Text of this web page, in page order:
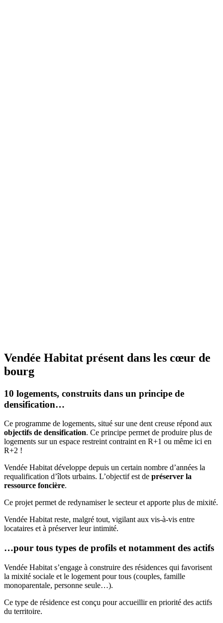
Vendée Habitat présent dans les cœur de
bourg
10 logements, construits dans un principe de
densification…
Ce programme de logements, situé sur une dent creuse répond aux
objectifs de densification. Ce principe permet de produire plus de
logements sur un espace restreint contraint en R+1 ou même ici en
R+2 !
Vendée Habitat développe depuis un certain nombre d’années la
requalification d’îlots urbains. L’objectif est de préserver la
ressource foncière.
Ce projet permet de redynamiser le secteur et apporte plus de mixité.
Vendée Habitat reste, malgré tout, vigilant aux vis-à-vis entre
locataires et à préserver leur intimité.
…pour tous types de profils et notamment des actifs
Vendée Habitat s’engage à construire des résidences qui favorisent
la mixité sociale et le logement pour tous (couples, famille
monoparentale, personne seule…).
Ce type de résidence est conçu pour accueillir en priorité des actifs
du territoire.